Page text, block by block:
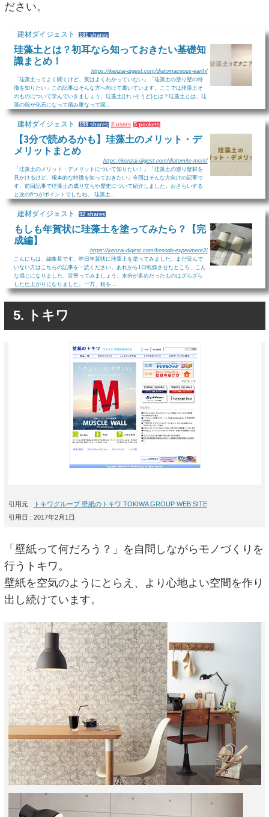
ださい。
建材ダイジェスト 181 shares
珪藻土とは？初耳なら知っておきたい基礎知
識まとめ！
https://kenzai-digest.com/diatomaceous-earth/
「珪藻土ってよく聞くけど、実はよくわかっていない」「珪藻土の塗り壁の特
徴を知りたい」この記事はそんな方へ向けて書いています。ここでは珪藻土そ
のものについて学んでいきましょう。珪藻土(けいそうど)とは？珪藻土とは、珪
藻の殻が化石になって積み重なって固...
建材ダイジェスト 159 shares 2 users 5 pockets
【3分で読めるかも】珪藻土のメリット・デ
メリットまとめ
https://kenzai-digest.com/diatomite-merit/
「珪藻土のメリット・デメリットについて知りたい！」「珪藻土の塗り壁材を
見かけるけど、根本的な特徴を知っておきたい」今回はそんな方向けの記事で
す。前回記事で珪藻土の成り立ちや歴史について紹介しました。おさらいする
と次の6つがポイントでしたね。 珪藻土...
建材ダイジェスト 92 shares
もしも年賀状に珪藻土を塗ってみたら？【完
成編】
https://kenzai-digest.com/kesodo-experiment2/
こんにちは、編集長です。昨日年賀状に珪藻土を塗ってみました。まだ読んで
いない方はこちらの記事を一読ください。あれから1日乾燥させたところ、こん
な感じになりました。近寄ってみましょう。水分が多めだったものはざらざら
した仕上がりになりました。一方、粉を...
5. トキワ
引用元 :
トキワグループ 壁紙のトキワ TOKIWA GROUP WEB SITE
引用日 : 2017年2月1日
「壁紙って何だろう？」を自問しながらモノづくりを
行うトキワ。
壁紙を空気のようにとらえ、より心地よい空間を作り
出し続けています。